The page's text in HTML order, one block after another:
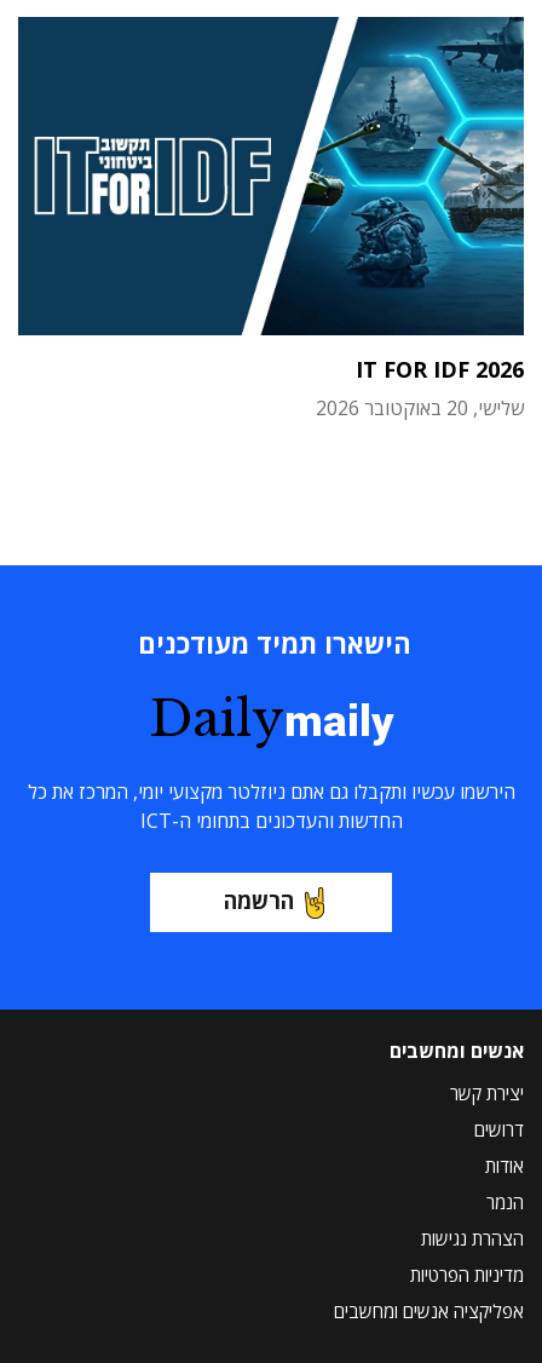
IT FOR IDF 2026
שלישי, 20 באוקטובר 2026
הישארו תמיד מעודכנים
Dailymaily
הירשמו עכשיו ותקבלו גם אתם ניוזלטר מקצועי יומי, המרכז את כל
החדשות והעדכונים בתחומי ה-ICT
הרשמה
אנשים ומחשבים
יצירת קשר
דרושים
אודות
הנמר
הצהרת נגישות
מדיניות הפרטיות
אפליקציה אנשים ומחשבים